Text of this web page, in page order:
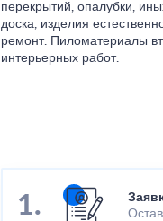
перекрытий, опалубки,
доска, изделия
ремонт. Пиломатериалы
интерьерных работ.